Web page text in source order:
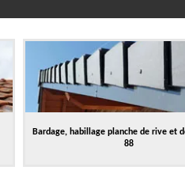
Bardage, habillage planche de rive et
88